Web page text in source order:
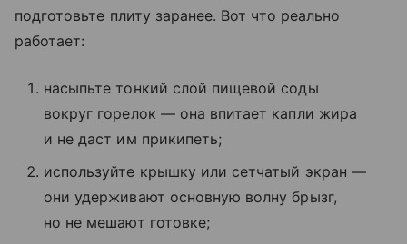
подготовьте плиту заранее. Вот что реально
работает:
насыпьте тонкий слой пищевой соды
вокруг горелок — она впитает капли жира
и не даст им прикипеть;
используйте крышку или сетчатый экран —
они удерживают основную волну брызг,
но не мешают готовке;